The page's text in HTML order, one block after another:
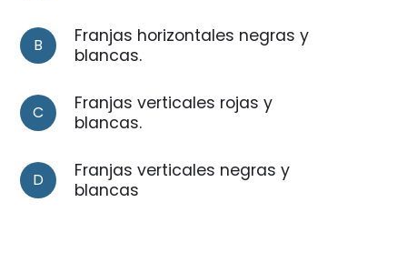
B
Franjas horizontales negras y
blancas.
C
Franjas verticales rojas y
blancas.
D
Franjas verticales negras y
blancas